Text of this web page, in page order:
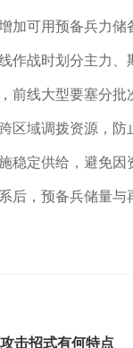
加可用预备兵力
作战时划分主力
前线大型要塞分
区域调拨资源，
稳定供给，避免
，预备兵储量与
击招式有何特点